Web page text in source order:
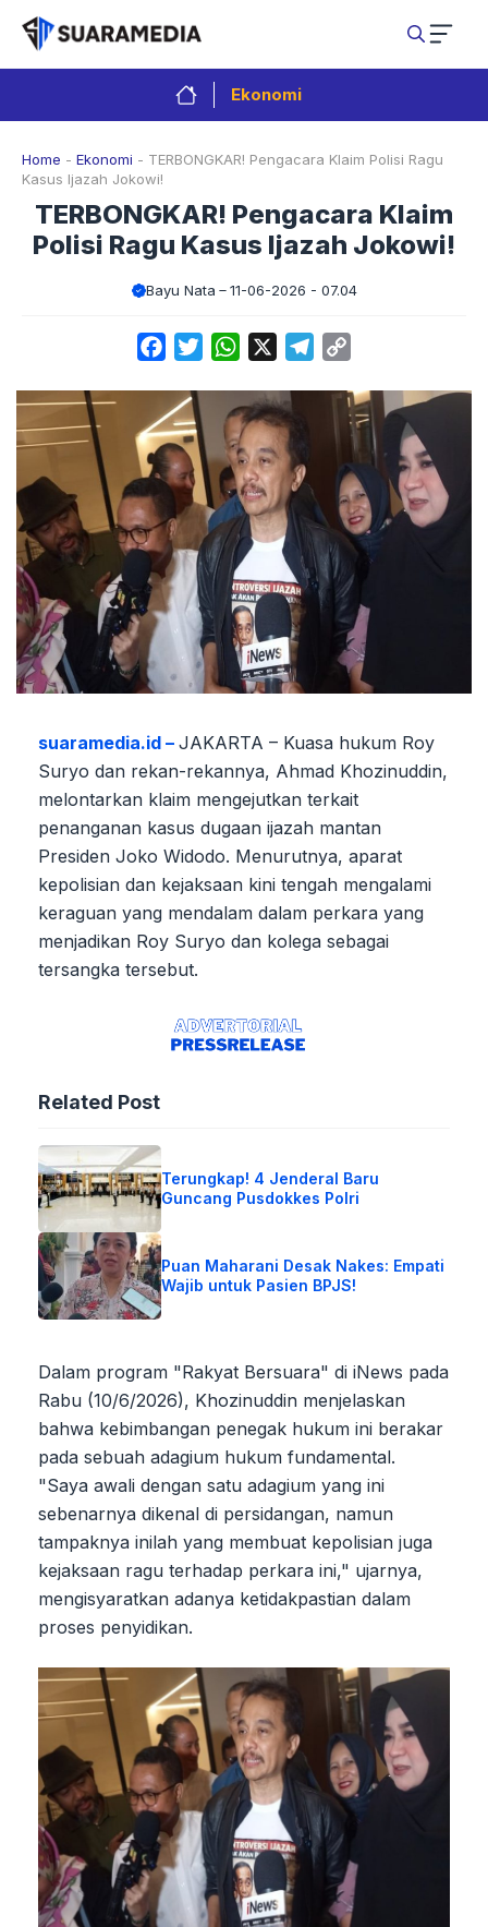
Langsung
isi
Ekonomi
Home - Ekonomi - TERBONGKAR! Pengacara Klaim Polisi Ragu
Kasus Ijazah Jokowi!
TERBONGKAR! Pengacara Klaim
Polisi Ragu Kasus Ijazah Jokowi!
Bayu Nata 11-06-2026 - 07.04
FacebookTwitterWhatsApp Telegram
suaramedia.id – JAKARTA – Kuasa hukum Roy
Suryo dan rekan-rekannya, Ahmad Khozinuddin,
melontarkan klaim mengejutkan terkait
penanganan kasus dugaan ijazah mantan
Presiden Joko Widodo. Menurutnya, aparat
kepolisian dan kejaksaan kini tengah mengalami
keraguan yang mendalam dalam perkara yang
menjadikan Roy Suryo dan kolega sebagai
tersangka tersebut.
Related Post
Terungkap! 4 Jenderal Baru
Guncang Pusdokkes Polri
Puan Maharani Desak Nakes: Empati
Wajib untuk Pasien BPJS!
Dalam program "Rakyat Bersuara" di iNews pada
Rabu (10/6/2026), Khozinuddin menjelaskan
bahwa kebimbangan penegak hukum ini berakar
pada sebuah adagium hukum fundamental.
"Saya awali dengan satu adagium yang ini
sebenarnya dikenal di persidangan, namun
tampaknya inilah yang membuat kepolisian juga
kejaksaan ragu terhadap perkara ini," ujarnya,
mengisyaratkan adanya ketidakpastian dalam
proses penyidikan.